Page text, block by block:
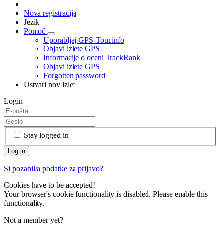
Nova registracija
Jezik
Pomoč
Uporabljaj GPS-Tour.info
Objavi izlete GPS
Informacije o oceni TrackRank
Objavi izlete GPS
Forgotten password
Ustvari nov izlet
Login
Stay logged in
Si pozabil/a podatke za prijavo?
Cookies have to be accepted!
Your browser's cookie functionality is disabled. Please enable this
functionality.
Not a member yet?